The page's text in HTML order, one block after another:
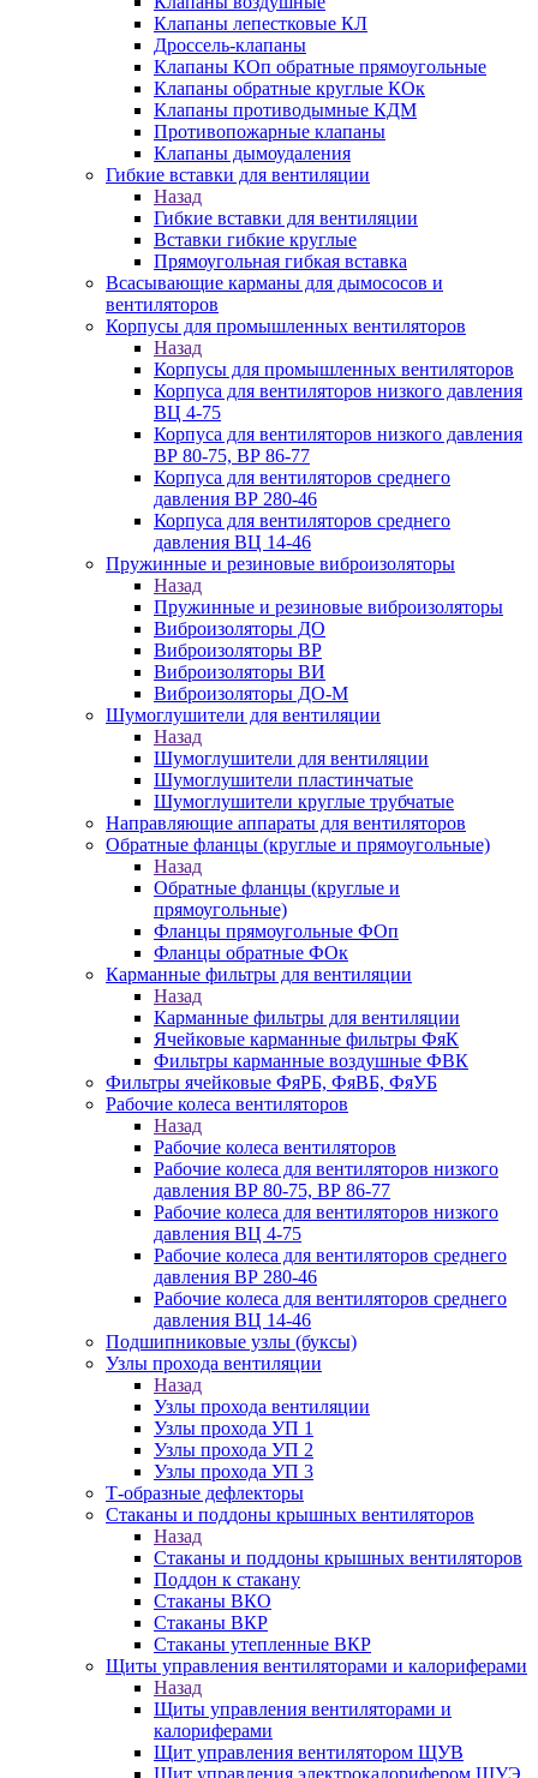
Клапаны лепестковые КЛ
Дроссель-клапаны
Клапаны КОп обратные прямоугольные
Клапаны обратные круглые КОк
Клапаны противодымные КДМ
Противопожарные клапаны
Клапаны дымоудаления
Гибкие вставки для вентиляции
Назад
Гибкие вставки для вентиляции
Вставки гибкие круглые
Прямоугольная гибкая вставка
Всасывающие карманы для дымососов и
вентиляторов
Корпусы для промышленных вентиляторов
Назад
Корпусы для промышленных вентиляторов
Корпуса для вентиляторов низкого давления
ВЦ 4-75
Корпуса для вентиляторов низкого давления
ВР 80-75, ВР 86-77
Корпуса для вентиляторов среднего
давления ВР 280-46
Корпуса для вентиляторов среднего
давления ВЦ 14-46
Пружинные и резиновые виброизоляторы
Назад
Пружинные и резиновые виброизоляторы
Виброизоляторы ДО
Виброизоляторы ВР
Виброизоляторы ВИ
Виброизоляторы ДО-М
Шумоглушители для вентиляции
Назад
Шумоглушители для вентиляции
Шумоглушители пластинчатые
Шумоглушители круглые трубчатые
Направляющие аппараты для вентиляторов
Обратные фланцы (круглые и прямоугольные)
Назад
Обратные фланцы (круглые и
прямоугольные)
Фланцы прямоугольные ФОп
Фланцы обратные ФОк
Карманные фильтры для вентиляции
Назад
Карманные фильтры для вентиляции
Ячейковые карманные фильтры ФяК
Фильтры карманные воздушные ФВК
Фильтры ячейковые ФяРБ, ФяВБ, ФяУБ
Рабочие колеса вентиляторов
Назад
Рабочие колеса вентиляторов
Рабочие колеса для вентиляторов низкого
давления ВР 80-75, ВР 86-77
Рабочие колеса для вентиляторов низкого
давления ВЦ 4-75
Рабочие колеса для вентиляторов среднего
давления ВР 280-46
Рабочие колеса для вентиляторов среднего
давления ВЦ 14-46
Подшипниковые узлы (буксы)
Узлы прохода вентиляции
Назад
Узлы прохода вентиляции
Узлы прохода УП 1
Узлы прохода УП 2
Узлы прохода УП 3
Т-образные дефлекторы
Стаканы и поддоны крышных вентиляторов
Назад
Стаканы и поддоны крышных вентиляторов
Поддон к стакану
Стаканы ВКО
Стаканы ВКР
Стаканы утепленные ВКР
Щиты управления вентиляторами и калориферами
Назад
Щиты управления вентиляторами и
калориферами
Щит управления вентилятором ЩУВ
Щит управления электрокалорифером ЩУЭ